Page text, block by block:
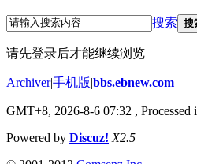
搜索 搜
请先登录后才能继续浏览
Archiver|手机版|bbs.ebnew.com
GMT+8, 2026-8-6 07:32 , Processed
Powered by Discuz! X2.5